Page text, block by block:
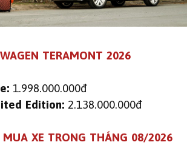
TERAMONT 2026
1.998.000.000đ
Edition:2.138.000.000đ
MUA XE TRONG THÁNG 08/2026